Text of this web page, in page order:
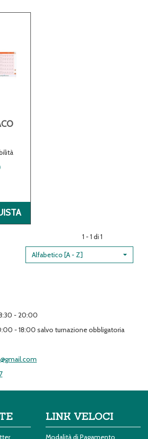
1 - 1 di 1
Alfabetico [A - Z]
- 20:00
- 18:00 salvo turnazione obbligatoria
LINK VELOCI
Modalità di Pagamento